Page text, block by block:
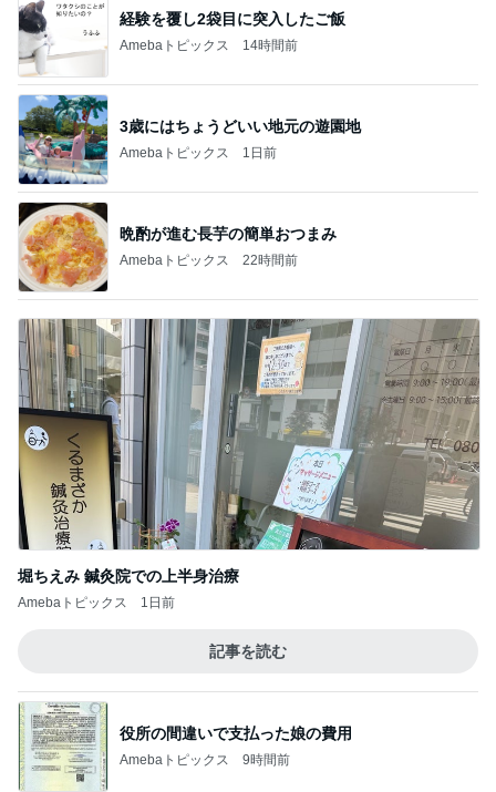
経験を覆し2袋目に突入したご飯
Amebaトピックス 14時間前
3歳にはちょうどいい地元の遊園地
Amebaトピックス 1日前
晩酌が進む長芋の簡単おつまみ
Amebaトピックス 22時間前
堀ちえみ 鍼灸院での上半身治療
Amebaトピックス 1日前
記事を読む
役所の間違いで支払った娘の費用
Amebaトピックス 9時間前